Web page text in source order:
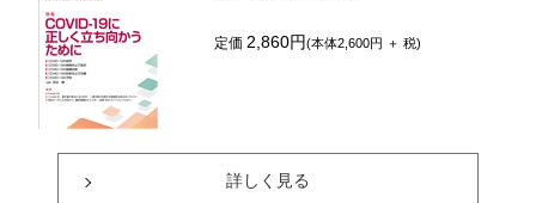
定価2,860円(本体2,600円 ＋ 税)
詳しく見る